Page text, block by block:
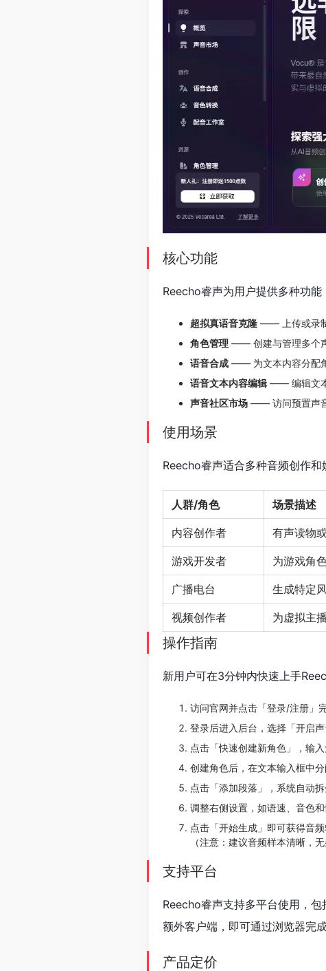
核心功能
Reecho睿声为用户提供多种功能
超拟真语音克隆 —— 上传或录制
角色管理 —— 创建与管理多个
语音合成 —— 为文本内容分配
语音文本内容编辑 —— 编辑文本
声音社区市场 —— 访问预置声音
使用场景
Reecho睿声适合多种音频创作和
人群/角色 场景描述
内容创作者 有声读物
游戏开发者 为游戏角
广播电台 生成特定
视频创作者 为虚拟主
操作指南
新用户可在3分钟内快速上手
访问官网并点击「登录/注册」
登录后进入后台，选择「开启声
点击「快速创建新角色」，输
创建角色后，在文本输入框中分
点击「添加段落」，系统自动
调整右侧设置，如语速、音色和
点击「开始生成」即可获得音频
（注意：建议音频样本清晰，
支持平台
Reecho睿声支持多平台使用，
额外客户端，即可通过浏览器完
产品定价